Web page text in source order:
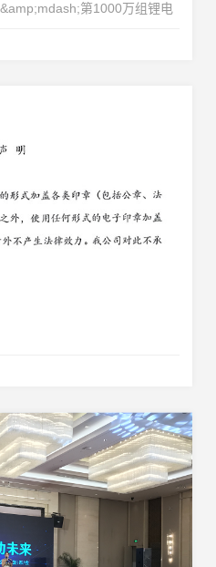
第1000万组锂电
！活动现场，星恒电源董事